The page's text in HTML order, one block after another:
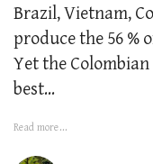
Brazil, Vietnam,
produce the 56 %
Yet the
best...
Read more...